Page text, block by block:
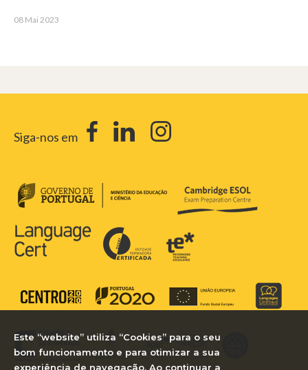
08 Mai 2023
Siga-nos em
Este “website” utiliza “Cookies” para o seu
bom funcionamento e para otimizar a sua
experiência de navegação. Ao continuar a